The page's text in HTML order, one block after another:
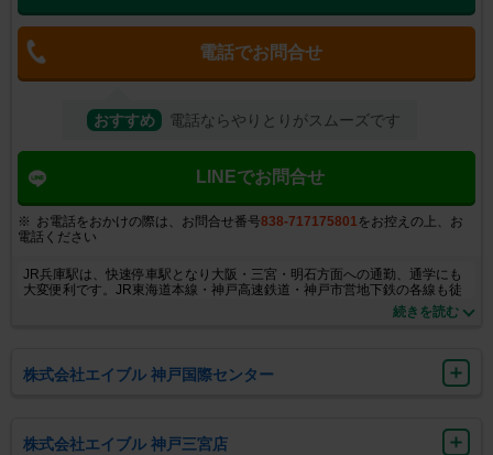
電話でお問合せ
おすすめ 電話ならやりとりがスムーズです
LINEでお問合せ
お電話をおかけの際は、お問合せ番号838-717175801 をお控えの上、お
電話ください
JR兵庫駅は、快速停車駅となり大阪・三宮・明石方面への通勤、通学にも
大変便利です。JR東海道本線・神戸高速鉄道・神戸市営地下鉄の各線も徒
歩圏内で利用可能です。又、当店は直営店として近隣店舗も多く地域の家
主様とも長く信頼関係を築いております。当店オリジナル物件も取り揃え
で、幅広いご要望に対応できます。当店では、ご来店までに電話はもちろ
んメール・LINEでも密にご連絡させていただき、しっかりと物件をご用意
です！ また、お部屋探しはもちろんライフラインのお手続き・荷物のお引
越しもまとめてご手配させていただきます。お気軽にご相談ください！！
続きを読む
株式会社エイブル 神戸国際センター
株式会社エイブル 神戸三宮店